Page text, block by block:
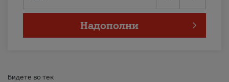
Надополни
Бидете во тек